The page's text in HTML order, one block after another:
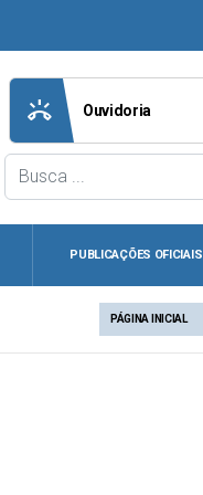
ring_volume Ouvidoria
PUBLICAÇÕES OFICIAIS
PÁGINA INICIAL